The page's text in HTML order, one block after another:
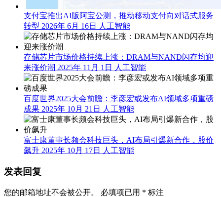
支付宝推出AI版阿宝公测，推动移动支付向对话式服务
转型 2026年 6月 16日 人工智能
存储芯片市场价格持续上涨：DRAM与NAND闪存均迎
来涨价潮 2025年 11月 1日 人工智能
百度世界2025大会前瞻：李彦宏或发布AI领域多项重磅
成果 2025年 10月 21日 人工智能
富士康董事长频会科技巨头，AI布局引爆新合作，股价
飙升 2025年 10月 17日 人工智能
发表回复
您的邮箱地址不会被公开。 必填项已用 * 标注